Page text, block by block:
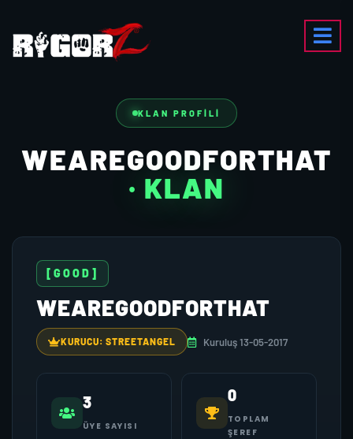
KLAN PROFILI
WEAREGOODFORTHAT
· KLAN
[GOOD]
WEAREGOODFORTHAT
KURUCU: STREETANGEL Kuruluş 13-05-2017
3
ÜYE SAYISI
0
TOPLAM
ŞEREF